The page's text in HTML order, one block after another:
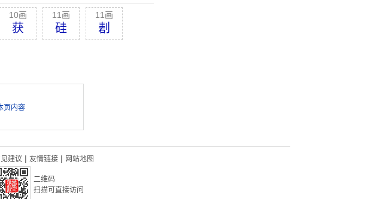
10画
获
11画
硅
11画
剨
页内容
建议 | 友情链接 | 网站地图
二维码
扫描可直接访问